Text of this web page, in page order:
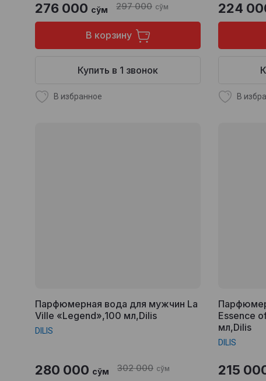
297 000 сўм
276 000 сўм
В корзину
Купить в 1 звонок
В избранное
224
В
Парфюмерная вода для мужчин La
Ville «Legend»,100 мл,Dilis
DILIS
302 000 сўм
280 000 сўм
Essence
мл,Dilis
DILIS
215